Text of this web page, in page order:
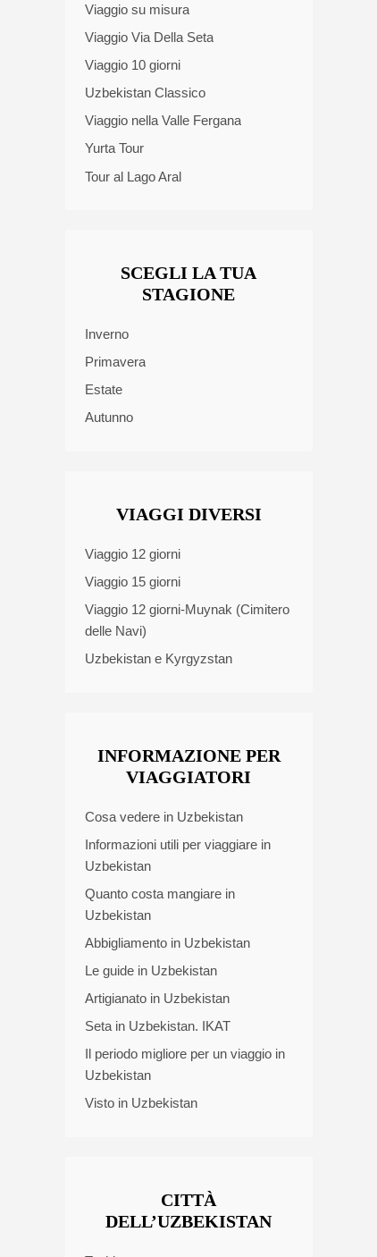
Viaggio su misura
Viaggio Via Della Seta
Viaggio 10 giorni
Uzbekistan Classico
Viaggio nella Valle Fergana
Yurta Tour
Tour al Lago Aral
SCEGLI LA TUA
STAGIONE
Inverno
Primavera
Estate
Autunno
VIAGGI DIVERSI
Viaggio 12 giorni
Viaggio 15 giorni
Viaggio 12 giorni-Muynak (Cimitero
delle Navi)
Uzbekistan e Kyrgyzstan
INFORMAZIONE PER
VIAGGIATORI
Cosa vedere in Uzbekistan
Informazioni utili per viaggiare in
Uzbekistan
Quanto costa mangiare in
Uzbekistan
Abbigliamento in Uzbekistan
Le guide in Uzbekistan
Artigianato in Uzbekistan
Seta in Uzbekistan. IKAT
Il periodo migliore per un viaggio in
Uzbekistan
Visto in Uzbekistan
CITTÀ
DELL’UZBEKISTAN